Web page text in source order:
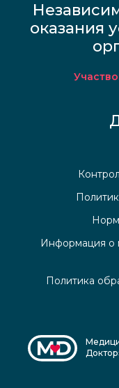
оказания
Информация о
Политика